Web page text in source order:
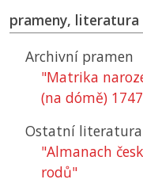
prameny, literatura
Archivní pramen
"Matrika
(na dómě)
Ostatní literatura
"Almanach
rodů"